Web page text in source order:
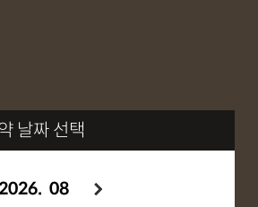
날짜 선택
08